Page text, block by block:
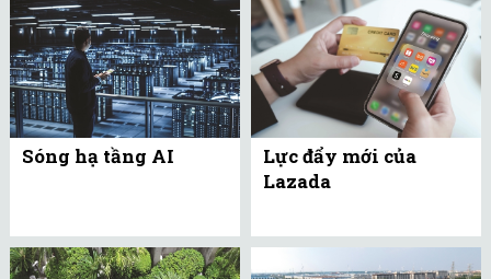
Sóng hạ tầng AI
Lực đẩy mới của
Lazada